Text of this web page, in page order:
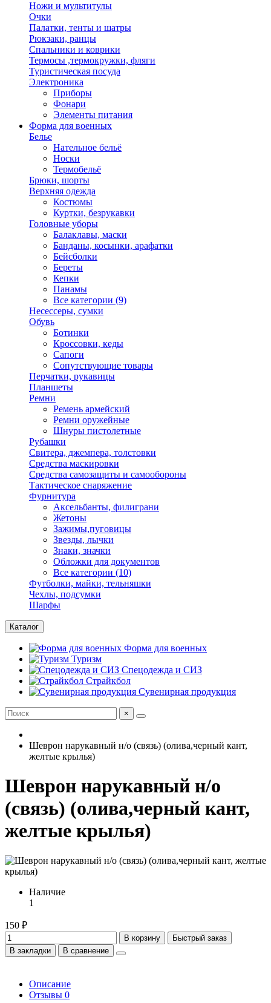
Ножи и мультитулы
Очки
Палатки, тенты и шатры
Рюкзаки, ранцы
Спальники и коврики
Термосы ,термокружки, фляги
Туристическая посуда
Электроника
Приборы
Фонари
Элементы питания
Форма для военных
Белье
Нательное бельё
Носки
Термобельё
Брюки, шорты
Верхняя одежда
Костюмы
Куртки, безрукавки
Головные уборы
Балаклавы, маски
Банданы, косынки, арафатки
Бейсболки
Береты
Кепки
Панамы
Все категории (9)
Несессеры, сумки
Обувь
Ботинки
Кроссовки, кеды
Сапоги
Сопутствующие товары
Перчатки, рукавицы
Планшеты
Ремни
Ремень армейский
Ремни оружейные
Шнуры пистолетные
Рубашки
Свитера, джемпера, толстовки
Средства маскировки
Средства самозащиты и самообороны
Тактическое снаряжение
Фурнитура
Аксельбанты, филиграни
Жетоны
Зажимы,пуговицы
Звезды, лычки
Знаки, значки
Обложки для документов
Все категории (10)
Футболки, майки, тельняшки
Чехлы, подсумки
Шарфы
Каталог
Форма для военных
Туризм
Спецодежда и СИЗ
Страйкбол
Сувенирная продукция
×
Шеврон нарукавный н/о (связь) (олива,черный кант,
желтые крылья)
Шеврон нарукавный н/о
(связь) (олива,черный кант,
желтые крылья)
Наличие
1
150 ₽
В корзину
Быстрый заказ
В закладки
В сравнение
Описание
Отзывы 0